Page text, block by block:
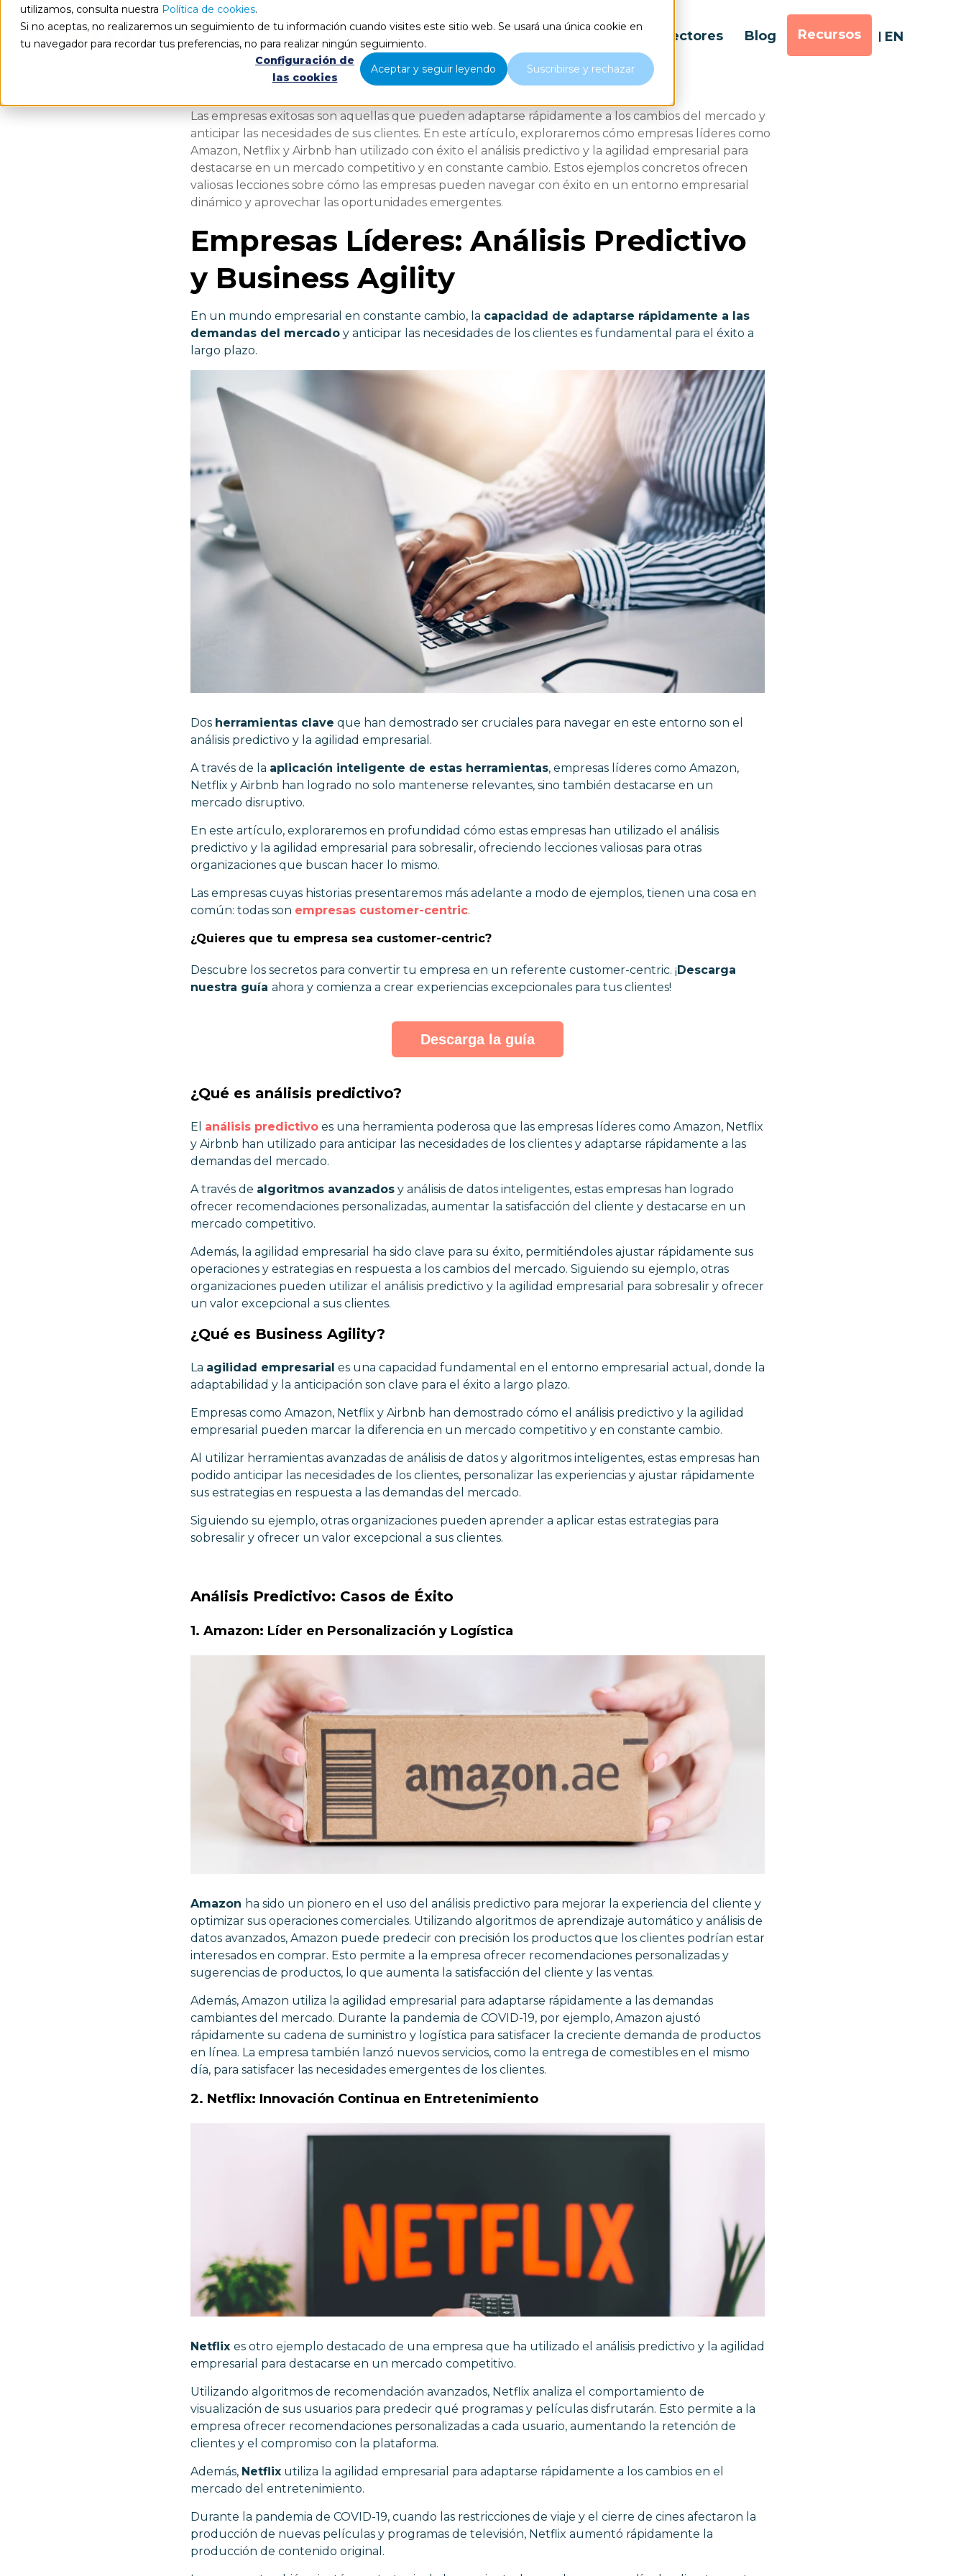
utilizamos, consulta nuestra Política de cookies.
Si no aceptas, no realizaremos un seguimiento de tu información cuando visites este sitio web. Se usará una única cookie en
tu navegador para recordar tus preferencias, no para realizar ningún seguimiento.
Configuración de
las cookies
Aceptar y seguir leyendo Suscribirse y rechazar
Sectores Blog Recursos EN
Las empresas exitosas son aquellas que pueden adaptarse rápidamente a los cambios del mercado y
anticipar las necesidades de sus clientes. En este artículo, exploraremos cómo empresas líderes como
Amazon, Netflix y Airbnb han utilizado con éxito el análisis predictivo y la agilidad empresarial para
destacarse en un mercado competitivo y en constante cambio. Estos ejemplos concretos ofrecen
valiosas lecciones sobre cómo las empresas pueden navegar con éxito en un entorno empresarial
dinámico y aprovechar las oportunidades emergentes.
Empresas Líderes: Análisis Predictivo
y Business Agility
En un mundo empresarial en constante cambio, la capacidad de adaptarse rápidamente a las
demandas del mercadoy anticipar las necesidades de los clientes es fundamental para el éxito a
largo plazo.
Dos herramientas clave que han demostrado ser cruciales para navegar en este entorno son el
análisis predictivo y la agilidad empresarial.
A través de la aplicación inteligente de estas herramientas, empresas líderes como Amazon,
Netflix y Airbnb han logrado no solo mantenerse relevantes, sino también destacarse en un
mercado disruptivo.
En este artículo, exploraremos en profundidad cómo estas empresas han utilizado el análisis
predictivo y la agilidad empresarial para sobresalir, ofreciendo lecciones valiosas para otras
organizaciones que buscan hacer lo mismo.
Las empresas cuyas historias presentaremos más adelante a modo de ejemplos, tienen una cosa en
común: todas son empresas customer-centric.
¿Quieres que tu empresa sea customer-centric?
Descubre los secretos para convertir tu empresa en un referente customer-centric. ¡ Descarga
nuestra guía ahora y comienza a crear experiencias excepcionales para tus clientes!
Descarga la guía
¿Qué es análisis predictivo?
El análisis predictivoes una herramienta poderosa que las empresas líderes como Amazon, Netflix
y Airbnb han utilizado para anticipar las necesidades de los clientes y adaptarse rápidamente a las
demandas del mercado.
A través de algoritmos avanzadosy análisis de datos inteligentes, estas empresas han logrado
ofrecer recomendaciones personalizadas, aumentar la satisfacción del cliente y destacarse en un
mercado competitivo.
Además, la agilidad empresarial ha sido clave para su éxito, permitiéndoles ajustar rápidamente sus
operaciones y estrategias en respuesta a los cambios del mercado. Siguiendo su ejemplo, otras
organizaciones pueden utilizar el análisis predictivo y la agilidad empresarial para sobresalir y ofrecer
un valor excepcional a sus clientes.
¿Qué es Business Agility?
La agilidad empresarial es una capacidad fundamental en el entorno empresarial actual, donde la
adaptabilidad y la anticipación son clave para el éxito a largo plazo.
Empresas como Amazon, Netflix y Airbnb han demostrado cómo el análisis predictivo y la agilidad
empresarial pueden marcar la diferencia en un mercado competitivo y en constante cambio.
Al utilizar herramientas avanzadas de análisis de datos y algoritmos inteligentes, estas empresas han
podido anticipar las necesidades de los clientes, personalizar las experiencias y ajustar rápidamente
sus estrategias en respuesta a las demandas del mercado.
Siguiendo su ejemplo, otras organizaciones pueden aprender a aplicar estas estrategias para
sobresalir y ofrecer un valor excepcional a sus clientes.
Análisis Predictivo: Casos de Éxito
1. Amazon: Líder en Personalización y Logística
Amazon ha sido un pionero en el uso del análisis predictivo para mejorar la experiencia del cliente y
optimizar sus operaciones comerciales. Utilizando algoritmos de aprendizaje automático y análisis de
datos avanzados, Amazon puede predecir con precisión los productos que los clientes podrían estar
interesados en comprar. Esto permite a la empresa ofrecer recomendaciones personalizadas y
sugerencias de productos, lo que aumenta la satisfacción del cliente y las ventas.
Además, Amazon utiliza la agilidad empresarial para adaptarse rápidamente a las demandas
cambiantes del mercado. Durante la pandemia de COVID-19, por ejemplo, Amazon ajustó
rápidamente su cadena de suministro y logística para satisfacer la creciente demanda de productos
en línea. La empresa también lanzó nuevos servicios, como la entrega de comestibles en el mismo
día, para satisfacer las necesidades emergentes de los clientes.
2. Netflix: Innovación Continua en Entretenimiento
Netflix es otro ejemplo destacado de una empresa que ha utilizado el análisis predictivo y la agilidad
empresarial para destacarse en un mercado competitivo.
Utilizando algoritmos de recomendación avanzados, Netflix analiza el comportamiento de
visualización de sus usuarios para predecir qué programas y películas disfrutarán. Esto permite a la
empresa ofrecer recomendaciones personalizadas a cada usuario, aumentando la retención de
clientes y el compromiso con la plataforma.
Además, Netflixutiliza la agilidad empresarial para adaptarse rápidamente a los cambios en el
mercado del entretenimiento.
Durante la pandemia de COVID-19, cuando las restricciones de viaje y el cierre de cines afectaron la
producción de nuevas películas y programas de televisión, Netflix aumentó rápidamente la
producción de contenido original.